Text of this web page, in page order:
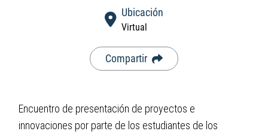
Ubicación
Virtual
Compartir
Encuentro de presentación de proyectos e
innovaciones por parte de los estudiantes de los